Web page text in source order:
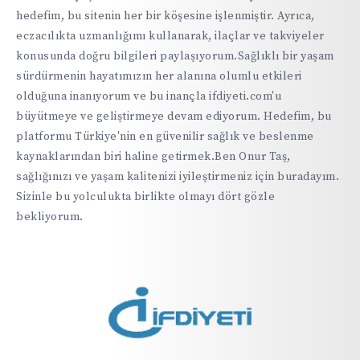
hedefim, bu sitenin her bir köşesine işlenmiştir. Ayrıca,
eczacılıkta uzmanlığımı kullanarak, ilaçlar ve takviyeler
konusunda doğru bilgileri paylaşıyorum.Sağlıklı bir yaşam
sürdürmenin hayatımızın her alanına olumlu etkileri
olduğuna inanıyorum ve bu inançla ifdiyeti.com'u
büyütmeye ve geliştirmeye devam ediyorum. Hedefim, bu
platformu Türkiye'nin en güvenilir sağlık ve beslenme
kaynaklarından biri haline getirmek.Ben Onur Taş,
sağlığınızı ve yaşam kalitenizi iyileştirmeniz için buradayım.
Sizinle bu yolculukta birlikte olmayı dört gözle
bekliyorum.